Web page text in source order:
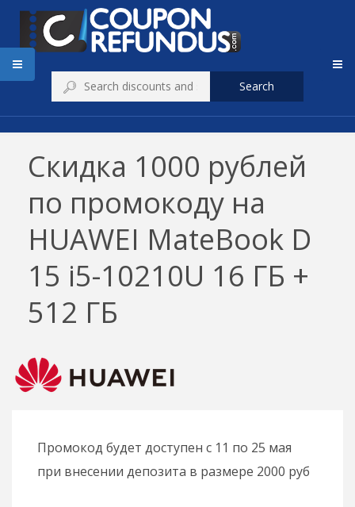
Search
Скидка 1000 рублей
по промокоду на
HUAWEI MateBook D
15 i5-10210U 16 ГБ +
512 ГБ
Промокод будет доступен с 11 по 25 мая
при внесении депозита в размере 2000 руб